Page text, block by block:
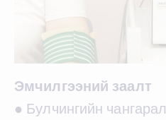
Эмчилгээний заалт
● Булчингийн чангарал